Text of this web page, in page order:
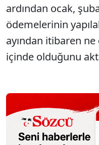
ardından ocak,
ödemelerinin
ayından itibaren ne
içinde olduğunu